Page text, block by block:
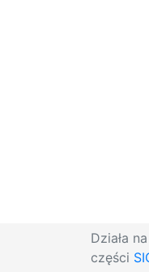
Działa
części